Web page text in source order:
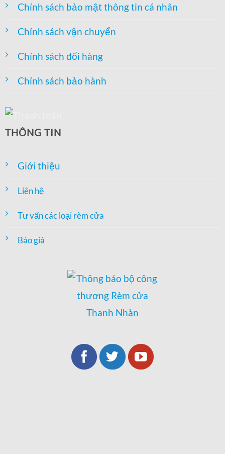
Chính sách bảo mật thông tin cá nhân
Chính sách vận chuyển
Chính sách đổi hàng
Chính sách bảo hành
THÔNG TIN
Giới thiệu
Liên hệ
Tư vấn các loại rèm cửa
Báo giá